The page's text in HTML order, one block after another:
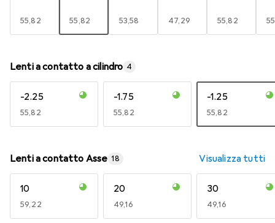
EUR
55,82 EUR
55,82 EUR
53,58 EUR
47,29 EUR
55,82
Lenti a contatto a cilindro 4
-2.25
EUR
55,82
-1.75
EUR
55,82
-1.25
EUR
55,82
Lenti a contatto Asse 18 Visualizza tutti
10
EUR
59,22
20
EUR
49,16
30
EUR
49,16